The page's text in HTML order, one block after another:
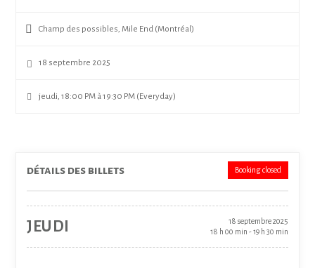
Champ des possibles, Mile End (Montréal)
18 septembre 2025
jeudi, 18:00 PM à 19:30 PM (Everyday)
Booking closed
détails des billets
JEUDI
18 septembre 2025
18 h 00 min - 19 h 30 min